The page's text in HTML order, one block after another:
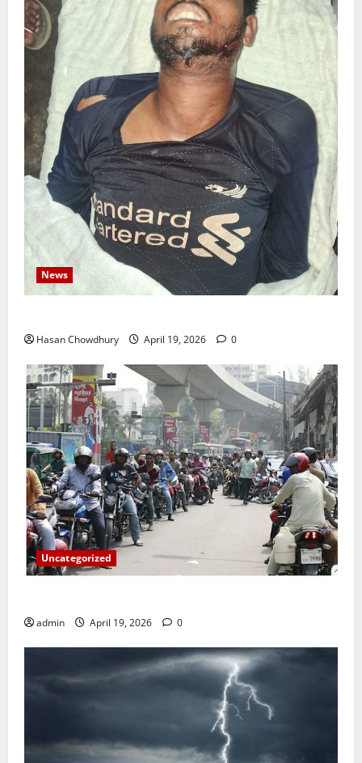
News
Hasan Chowdhury April 19, 2026 0
Uncategorized
admin April 19, 2026 0